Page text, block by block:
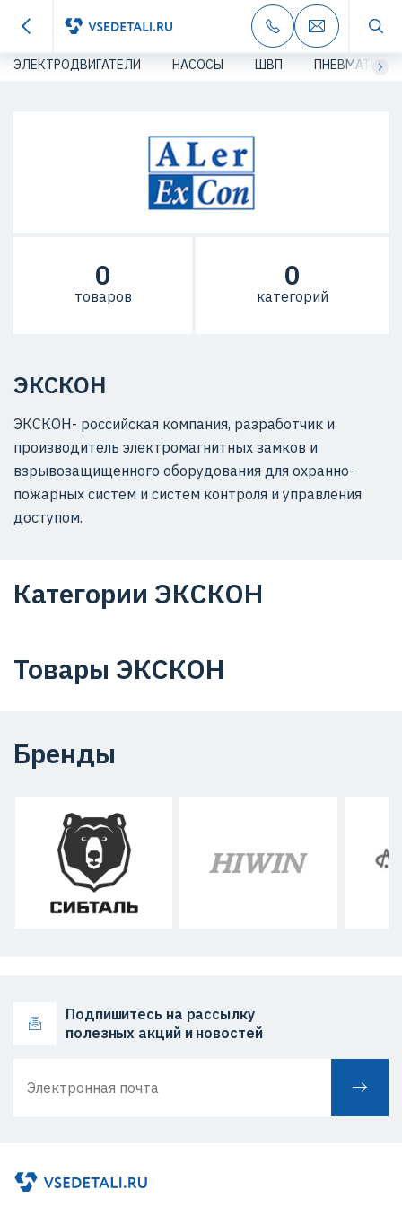
ЭЛЕКТРОДВИГАТЕЛИ НАСОСЫ ШВП ПНЕВМАТИКА
ЭКСКОН
ЭКСКОН- российская компания, разработчик и
производитель электромагнитных замков и
взрывозащищенного оборудования для охранно-
пожарных систем и систем контроля и управления
доступом.
0
товаров
0
категорий
Категории ЭКСКОН
Товары ЭКСКОН
Бренды
Подпишитесь на рассылку
полезных акций и новостей